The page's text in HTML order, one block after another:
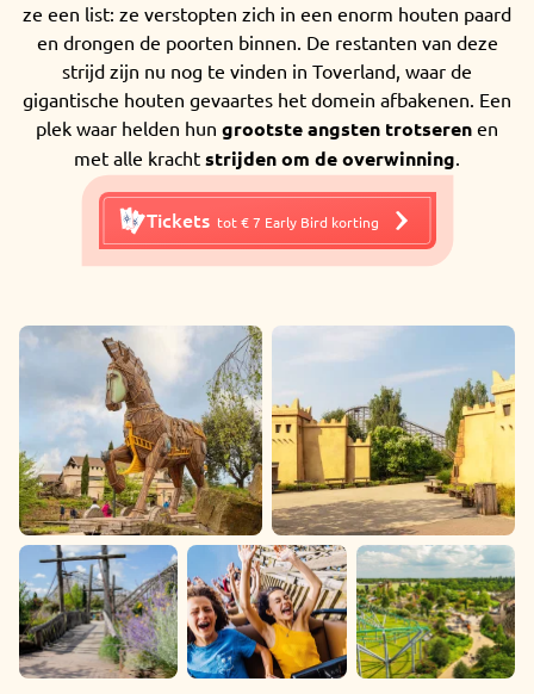
ze een list: ze verstopten zich in een enorm houten paard
en drongen de poorten binnen. De restanten van deze
strijd zijn nu nog te vinden in Toverland, waar de
gigantische houten gevaartes het domein afbakenen. Een
plek waar helden hun grootste angsten trotseren en
met alle kracht strijden om de overwinning.
Tickets tot € 7 Early Bird korting